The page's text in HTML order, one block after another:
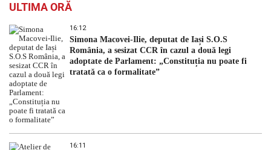
ULTIMA ORĂ
16:12
Simona Macovei-Ilie, deputat de Iași S.O.S
România, a sesizat CCR în cazul a două legi
adoptate de Parlament: „Constituția nu poate fi
tratată ca o formalitate”
16:11